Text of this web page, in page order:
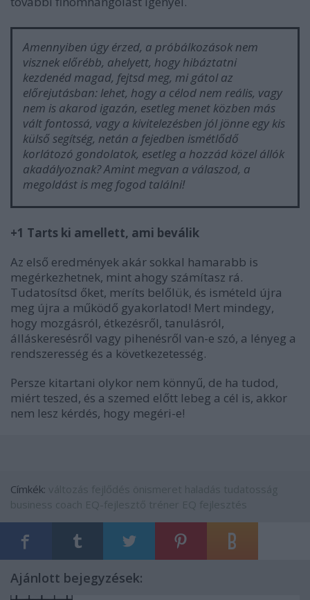
Amennyiben úgy érzed, a próbálkozások nem
visznek előrébb, ahelyett, hogy hibáztatni
kezdenéd magad, fejtsd meg, mi gátol az
előrejutásban: lehet, hogy a célod nem reális, vagy
nem is akarod igazán, esetleg menet közben más
vált fontossá, vagy a kivitelezésben jól jönne egy kis
külső segítség, netán a fejedben ismétlődő
korlátozó gondolatok, esetleg a hozzád közel állók
akadályoznak? Amint megvan a válaszod, a
megoldást is meg fogod találni!
+1 Tarts ki amellett, ami beválik
Az első eredmények akár sokkal hamarabb is
megérkezhetnek, mint ahogy számítasz rá.
Tudatosítsd őket, meríts belőlük, és ismételd újra
meg újra a működő gyakorlatod! Mert mindegy,
hogy mozgásról, étkezésről, tanulásról,
álláskeresésről vagy pihenésről van-e szó, a lényeg a
rendszeresség és a következetesség.
Persze kitartani olykor nem könnyű, de ha tudod,
miért teszed, és a szemed előtt lebeg a cél is, akkor
nem lesz kérdés, hogy megéri-e!
Címkék:
Ajánlott bejegyzések: